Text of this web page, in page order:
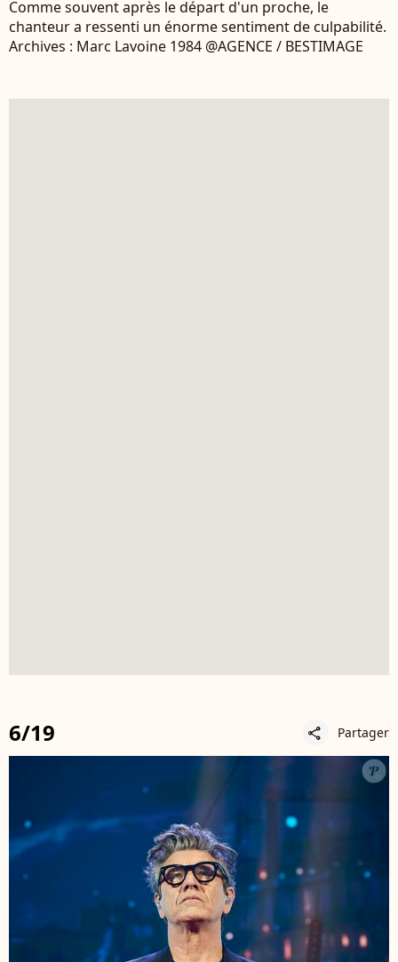
Comme souvent après le départ d'un proche, le
chanteur a ressenti un énorme sentiment de culpabilité.
Archives : Marc Lavoine 1984 @AGENCE / BESTIMAGE
6/19 share Partager